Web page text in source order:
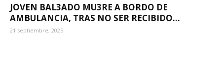
JOVEN BAL3ADO MU3RE A BORDO DE
AMBULANCIA, TRAS NO SER RECIBIDO...
21 septiembre, 2025